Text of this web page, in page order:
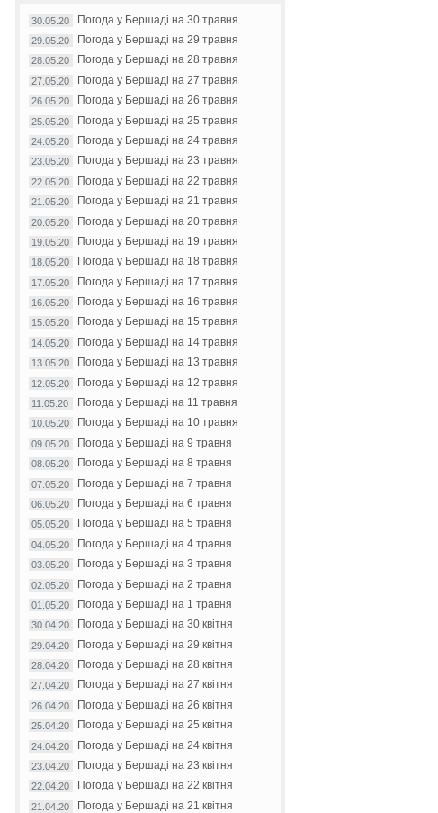
30.05.20 Погода у Бершаді на 30 травня
29.05.20 Погода у Бершаді на 29 травня
28.05.20 Погода у Бершаді на 28 травня
27.05.20 Погода у Бершаді на 27 травня
26.05.20 Погода у Бершаді на 26 травня
25.05.20 Погода у Бершаді на 25 травня
24.05.20 Погода у Бершаді на 24 травня
23.05.20 Погода у Бершаді на 23 травня
22.05.20 Погода у Бершаді на 22 травня
21.05.20 Погода у Бершаді на 21 травня
20.05.20 Погода у Бершаді на 20 травня
19.05.20 Погода у Бершаді на 19 травня
18.05.20 Погода у Бершаді на 18 травня
17.05.20 Погода у Бершаді на 17 травня
16.05.20 Погода у Бершаді на 16 травня
15.05.20 Погода у Бершаді на 15 травня
14.05.20 Погода у Бершаді на 14 травня
13.05.20 Погода у Бершаді на 13 травня
12.05.20 Погода у Бершаді на 12 травня
11.05.20 Погода у Бершаді на 11 травня
10.05.20 Погода у Бершаді на 10 травня
09.05.20 Погода у Бершаді на 9 травня
08.05.20 Погода у Бершаді на 8 травня
07.05.20 Погода у Бершаді на 7 травня
06.05.20 Погода у Бершаді на 6 травня
05.05.20 Погода у Бершаді на 5 травня
04.05.20 Погода у Бершаді на 4 травня
03.05.20 Погода у Бершаді на 3 травня
02.05.20 Погода у Бершаді на 2 травня
01.05.20 Погода у Бершаді на 1 травня
30.04.20 Погода у Бершаді на 30 квітня
29.04.20 Погода у Бершаді на 29 квітня
28.04.20 Погода у Бершаді на 28 квітня
27.04.20 Погода у Бершаді на 27 квітня
26.04.20 Погода у Бершаді на 26 квітня
25.04.20 Погода у Бершаді на 25 квітня
24.04.20 Погода у Бершаді на 24 квітня
23.04.20 Погода у Бершаді на 23 квітня
22.04.20 Погода у Бершаді на 22 квітня
21.04.20 Погода у Бершаді на 21 квітня